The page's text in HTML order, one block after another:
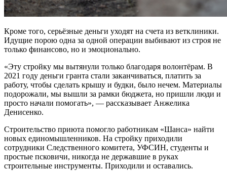
Кроме того, серьёзные деньги уходят на счета из ветклиники.
Идущие порою одна за одной операции выбивают из строя не
только финансово, но и эмоционально.
«Эту стройку мы вытянули только благодаря волонтёрам. В
2021 году деньги гранта стали заканчиваться, платить за
работу, чтобы сделать крышу и будки, было нечем. Материалы
подорожали, мы вышли за рамки бюджета, но пришли люди и
просто начали помогать», — рассказывает Анжелика
Денисенко.
Строительство приюта помогло работникам «Шанса» найти
новых единомышленников. На стройку приходили
сотрудники Следственного комитета, УФСИН, студенты и
простые псковичи, никогда не державшие в руках
строительные инструменты. Приходили и оставались.